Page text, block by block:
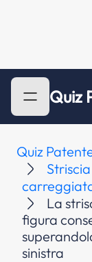
Quiz
Quiz
La
figura
sinistra